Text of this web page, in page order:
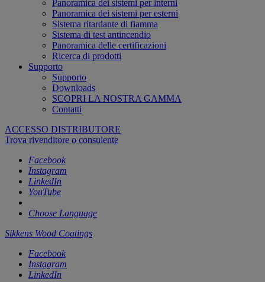
Panoramica dei sistemi per interni
Panoramica dei sistemi per esterni
Sistema ritardante di fiamma
Sistema di test antincendio
Panoramica delle certificazioni
Ricerca di prodotti
Supporto
Supporto
Downloads
SCOPRI LA NOSTRA GAMMA
Contatti
ACCESSO DISTRIBUTORE
Trova rivenditore o consulente
Facebook
Instagram
LinkedIn
YouTube
Choose Language
Sikkens Wood Coatings
Facebook
Instagram
LinkedIn